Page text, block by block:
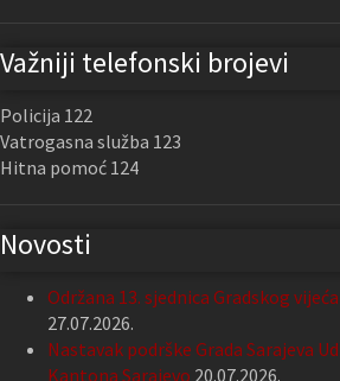
Važniji telefonski brojevi
Policija 122
Vatrogasna služba 123
Hitna pomoć 124
Novosti
Održana 13. sjednica Gradskog
27.07.2026.
Nastavak podrške Grada Sarajeva
Kantona Sarajevo 20.07.2026.